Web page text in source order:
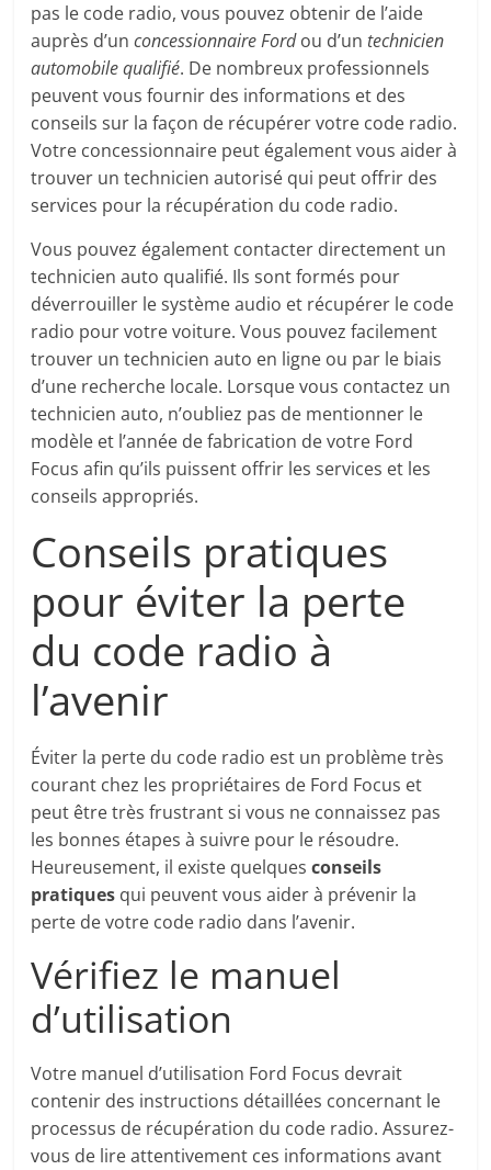
pas le code radio, vous pouvez obtenir de l’aide
auprès d’unconcessionnaire Fordou d’un technicien
automobile qualifié. De nombreux professionnels
peuvent vous fournir des informations et des
conseils sur la façon de récupérer votre code radio.
Votre concessionnaire peut également vous aider à
trouver un technicien autorisé qui peut offrir des
services pour la récupération du code radio.
Vous pouvez également contacter directement un
technicien auto qualifié. Ils sont formés pour
déverrouiller le système audio et récupérer le code
radio pour votre voiture. Vous pouvez facilement
trouver un technicien auto en ligne ou par le biais
d’une recherche locale. Lorsque vous contactez un
technicien auto, n’oubliez pas de mentionner le
modèle et l’année de fabrication de votre Ford
Focus afin qu’ils puissent offrir les services et les
conseils appropriés.
Conseils pratiques
pour éviter la perte
du code radio à
l’avenir
Éviter la perte du code radio est un problème très
courant chez les propriétaires de Ford Focus et
peut être très frustrant si vous ne connaissez pas
les bonnes étapes à suivre pour le résoudre.
Heureusement, il existe quelquesconseils
pratiques qui peuvent vous aider à prévenir la
perte de votre code radio dans l’avenir.
Vérifiez le manuel
d’utilisation
Votre manuel d’utilisation Ford Focus devrait
contenir des instructions détaillées concernant le
processus de récupération du code radio. Assurez-
vous de lire attentivement ces informations avant